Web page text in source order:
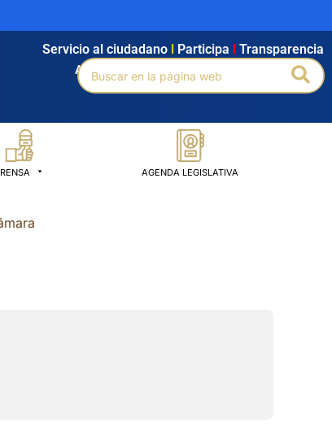
Agendamiento Intranet Búsqueda avanzada
Servicio al ciudadano Participa Transparencia
Buscar
por:
AGENDA LEGISLATIVA